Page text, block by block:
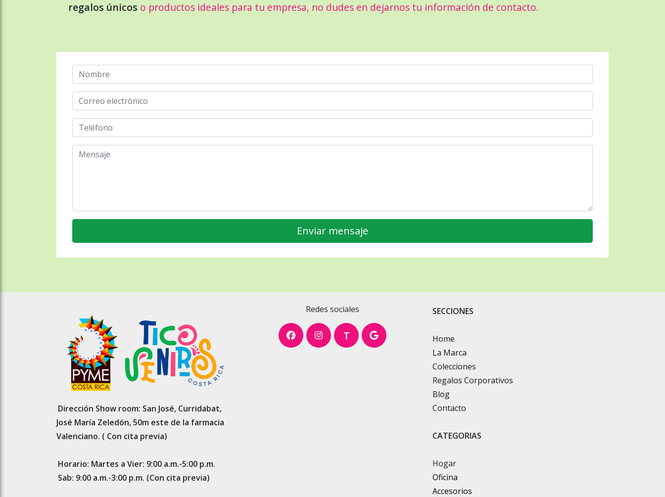
regalos únicos o productos ideales para tu empresa, no dudes en dejarnos tu información de contacto.
Dirección Show room: San José, Curridabat,
José María Zeledón, 50m este de la farmacia
Valenciano. ( Con cita previa)
Horario: Martes a Vier: 9:00 a.m.-5:00 p.m.
Sab: 9:00 a.m.-3:00 p.m. (Con cita previa)
Redes sociales
T
SECCIONES
Home
La Marca
Colecciones
Regalos Corporativos
Blog
Contacto
CATEGORIAS
Hogar
Oficina
Accesorios